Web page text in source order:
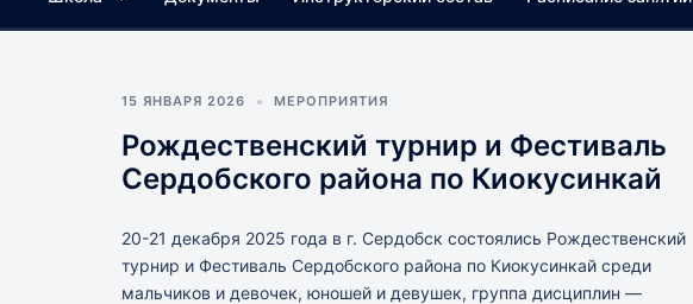
в
ЭДО
(Каратэ
Кекусинкай
15 ЯНВАРЯ 2026 МЕРОПРИЯТИЯ
Рождественский турнир и Фестиваль
Сердобского района по Киокусинкай
20-21 декабря 2025 года в г. Сердобск состоялись Рождественский
турнир и Фестиваль Сердобского района по Киокусинкай среди
мальчиков и девочек, юношей и девушек, группа дисциплин —